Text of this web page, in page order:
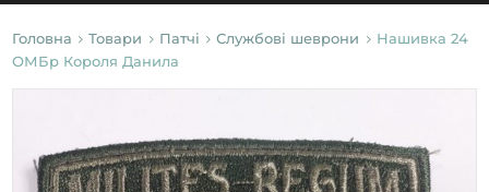
Головна Товари Патчі Службові шеврони
Нашивка 24
ОМБр Короля Данила